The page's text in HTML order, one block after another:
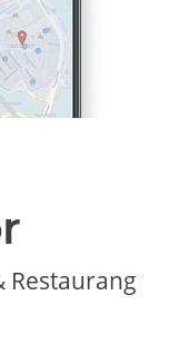
Restaurang